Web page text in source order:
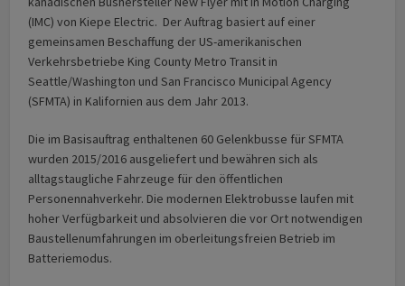
(IMC) von Kiepe Electric. Der Auftrag basiert auf einer
gemeinsamen Beschaffung der US-amerikanischen
Verkehrsbetriebe King County Metro Transit in
Seattle/Washington und San Francisco Municipal Agency
(SFMTA) in Kalifornien aus dem Jahr 2013.
Die im Basisauftrag enthaltenen 60 Gelenkbusse für SFMTA
wurden 2015/2016 ausgeliefert und bewähren sich als
alltagstaugliche Fahrzeuge für den öffentlichen
Personennahverkehr. Die modernen Elektrobusse laufen mit
hoher Verfügbarkeit und absolvieren die vor Ort notwendigen
Baustellenumfahrungen im oberleitungsfreien Betrieb im
Batteriemodus.